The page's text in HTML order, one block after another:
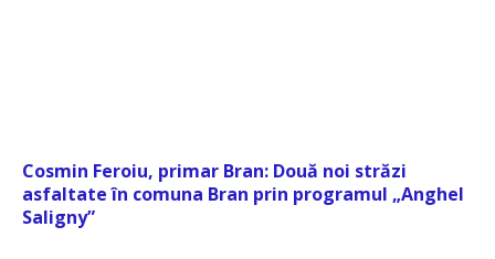
Cosmin Feroiu, primar Bran: Două noi străzi
asfaltate în comuna Bran prin programul „Anghel
Saligny”